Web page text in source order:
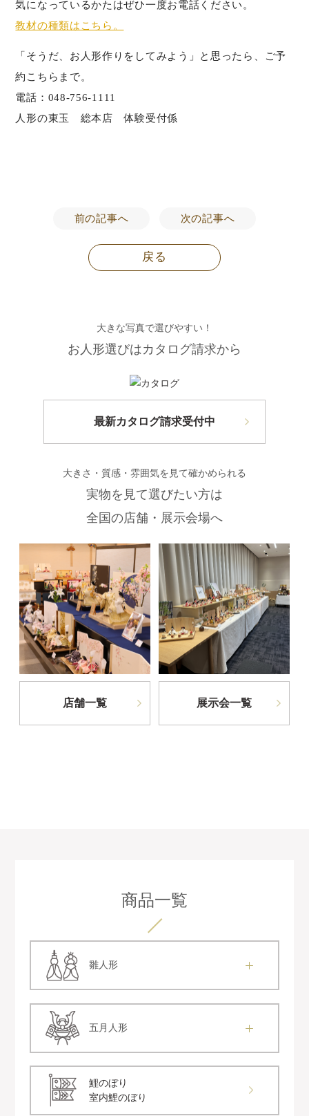
気になっているかたはぜひ一度お電話ください。
教材の種類はこちら。
「そうだ、お人形作りをしてみよう」と思ったら、ご予
約こちらまで。
電話：048-756-1111
人形の東玉 総本店 体験受付係
前の記事へ 次の記事へ
戻る
大きな写真で選びやすい！
お人形選びはカタログ請求から
最新カタログ請求受付中
大きさ・質感・雰囲気を見て確かめられる
実物を見て選びたい方は
全国の店舗・展示会場へ
店舗一覧 展示会一覧
商品一覧
雛人形
五月人形
鯉のぼり
室内鯉のぼり